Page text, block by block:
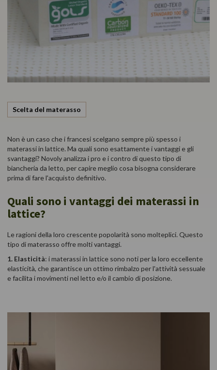
Scelta del materasso
Non è un caso che i francesi scelgano sempre più spesso i
materassi in lattice. Ma quali sono esattamente i vantaggi e gli
svantaggi? Novoly analizza i pro e i contro di questo tipo di
biancheria da letto, per capire meglio cosa bisogna considerare
prima di fare l'acquisto definitivo.
Quali sono i vantaggi dei materassi in
lattice?
Le ragioni della loro crescente popolarità sono molteplici. Questo
tipo di materasso offre molti vantaggi.
1. Elasticità: i materassi in lattice sono noti per la loro eccellente
elasticità, che garantisce un ottimo rimbalzo per l'attività sessuale
e facilita i movimenti nel letto e/o il cambio di posizione.